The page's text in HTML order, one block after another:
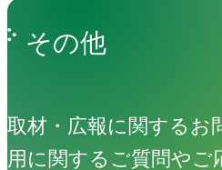
その他
取材・広報に関するお
用に関するご質問やご